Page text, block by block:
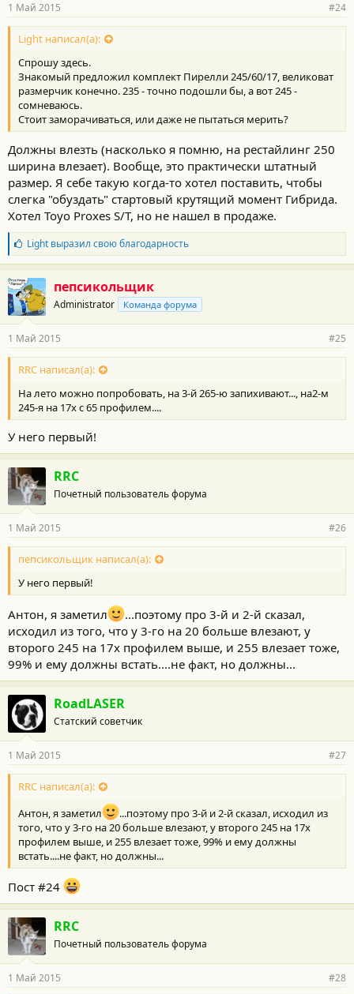
н
о
с
и
:
1 Май 2015 #24
Light написал(а):
Спрошу здесь.
Знакомый предложил комплект Пирелли 245/60/17, великоват
размерчик конечно. 235 - точно подошли бы, а вот 245 -
сомневаюсь.
Стоит заморачиваться, или даже не пытаться мерить?
Должны влезть (насколько я помню, на рестайлинг 250
ширина влезает). Вообще, это практически штатный
размер. Я себе такую когда-то хотел поставить, чтобы
слегка "обуздать" стартовый крутящий момент Гибрида.
Хотел Toyo Proxes S/T, но не нашел в продаже.
Б
л
а
г
о
д
а
н
о
с
и
:
Lightвыразил свою благодарность
пепсикольщик
Administrator Команда форума
1 Май 2015 #25
RRC написал(а):
На лето можно попробовать, на 3-й 265-ю запихивают..., на2-м
245-я на 17х с 65 профилем....
У него первый!
RRC
Почетный пользователь форума
1 Май 2015 #26
пепсикольщик написал(а):
У него первый!
Антон, я заметил
...поэтому про 3-й и 2-й сказал,
исходил из того, что у 3-го на 20 больше влезают, у
второго 245 на 17х профилем выше, и 255 влезает тоже,
99% и ему должны встать....не факт, но должны...
RoadLASER
Статский советчик
1 Май 2015 #27
RRC написал(а):
Антон, я заметил
...поэтому про 3-й и 2-й сказал, исходил из
того, что у 3-го на 20 больше влезают, у второго 245 на 17х
профилем выше, и 255 влезает тоже, 99% и ему должны
встать....не факт, но должны...
Пост #24
RRC
Почетный пользователь форума
1 Май 2015 #28